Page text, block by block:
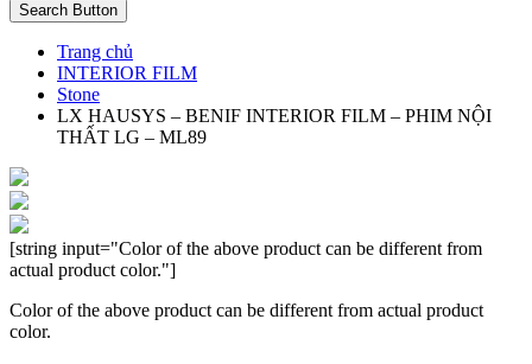
Search Button
Trang chủ
INTERIOR FILM
Stone
LX HAUSYS – BENIF INTERIOR FILM – PHIM NỘI
THẤT LG – ML89
[string input="Color of the above product can be different from
actual product color."]
Color of the above product can be different from actual product
color.